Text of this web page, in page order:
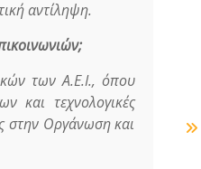
αντίληψη.
των Α.Ε.Ι., όπου
και τεχνολογικές
στην Οργάνωση και